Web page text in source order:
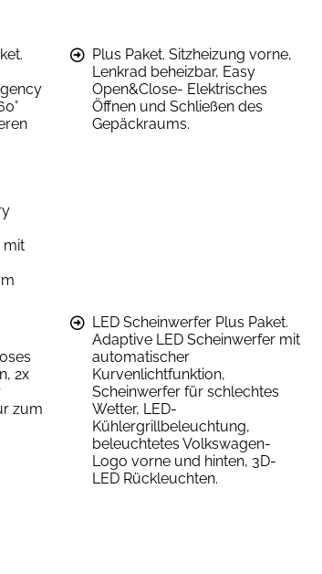
mit
Plus Paket. Sitzheizung vorne,
Lenkrad beheizbar, Easy
Open&Close- Elektrisches
Öffnen und Schließen des
Gepäckraums.
2x
zum
LED Scheinwerfer Plus Paket.
Adaptive LED Scheinwerfer mit
automatischer
Kurvenlichtfunktion,
Scheinwerfer für schlechtes
Wetter, LED-
Kühlergrillbeleuchtung,
beleuchtetes Volkswagen-
Logo vorne und hinten, 3D-
LED Rückleuchten.